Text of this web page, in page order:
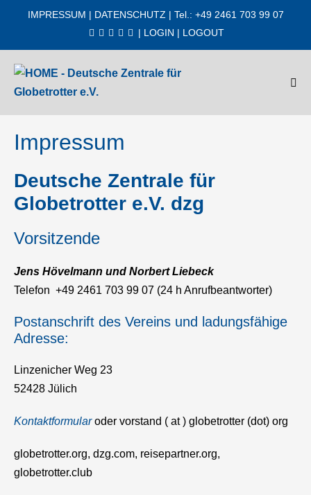
IMPRESSUM | DATENSCHUTZ | Tel.: +49 2461 703 99 07
| LOGIN | LOGOUT
Impressum
Deutsche Zentrale für
Globetrotter e.V. dzg
Vorsitzende
Jens Hövelmann und Norbert Liebeck
Telefon +49 2461 703 99 07 (24 h Anrufbeantworter)
Postanschrift des Vereins und ladungsfähige
Adresse:
Linzenicher Weg 23
52428 Jülich
Kontaktformular oder vorstand ( at ) globetrotter (dot) org
globetrotter.org, dzg.com, reisepartner.org,
globetrotter.club